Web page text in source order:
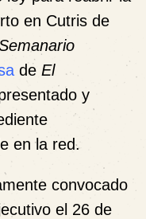
en Cutris de
de El
y
en la red.
convocado
el 26 de